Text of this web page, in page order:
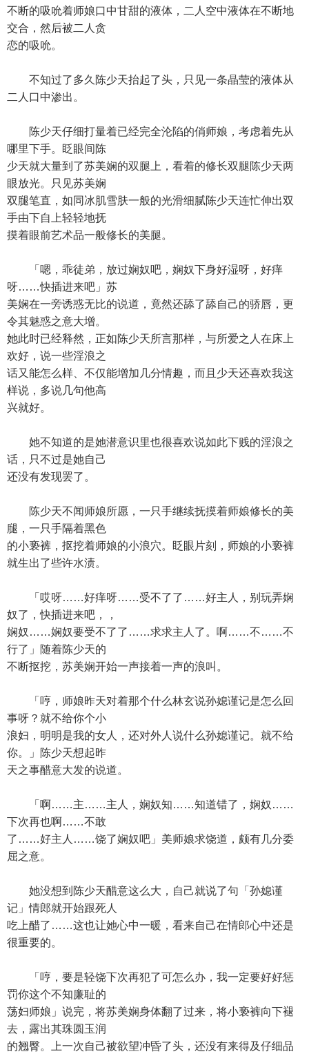
不断的吸吮着师娘口中甘甜的液体，二人空中液体在不断地
交合，然后被二人贪
恋的吸吮。
不知过了多久陈少天抬起了头，只见一条晶莹的液体从
二人口中渗出。
陈少天仔细打量着已经完全沦陷的俏师娘，考虑着先从
哪里下手。眨眼间陈
少天就大量到了苏美娴的双腿上，看着的修长双腿陈少天两
眼放光。只见苏美娴
双腿笔直，如同冰肌雪肤一般的光滑细腻陈少天连忙伸出双
手由下自上轻轻地抚
摸着眼前艺术品一般修长的美腿。
「嗯，乖徒弟，放过娴奴吧，娴奴下身好湿呀，好痒
呀……快插进来吧」苏
美娴在一旁诱惑无比的说道，竟然还舔了舔自己的骄唇，更
令其魅惑之意大增。
她此时已经释然，正如陈少天所言那样，与所爱之人在床上
欢好，说一些淫浪之
话又能怎么样、不仅能增加几分情趣，而且少天还喜欢我这
样说，多说几句他高
兴就好。
她不知道的是她潜意识里也很喜欢说如此下贱的淫浪之
话，只不过是她自己
还没有发现罢了。
陈少天不闻师娘所愿，一只手继续抚摸着师娘修长的美
腿，一只手隔着黑色
的小亵裤，抠挖着师娘的小浪穴。眨眼片刻，师娘的小亵裤
就生出了些许水渍。
「哎呀……好痒呀……受不了了……好主人，别玩弄娴
奴了，快插进来吧，，
娴奴……娴奴要受不了了……求求主人了。啊……不……不
行了」随着陈少天的
不断抠挖，苏美娴开始一声接着一声的浪叫。
「哼，师娘昨天对着那个什么林玄说孙媳谨记是怎么回
事呀？就不给你个小
浪妇，明明是我的女人，还对外人说什么孙媳谨记。就不给
你。」陈少天想起昨
天之事醋意大发的说道。
「啊……主……主人，娴奴知……知道错了，娴奴……
下次再也啊……不敢
了……好主人……饶了娴奴吧」美师娘求饶道，颇有几分委
屈之意。
她没想到陈少天醋意这么大，自己就说了句「孙媳谨
记」情郎就开始跟死人
吃上醋了……这也让她心中一暖，看来自己在情郎心中还是
很重要的。
「哼，要是轻饶下次再犯了可怎么办，我一定要好好惩
罚你这个不知廉耻的
荡妇师娘」说完，将苏美娴身体翻了过来，将小亵裤向下褪
去，露出其珠圆玉润
的翘臀。上一次自己被欲望冲昏了头，还没有来得及仔细品